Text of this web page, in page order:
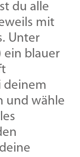
du alle
mit
Unter
ein blauer
deinem
und wähle